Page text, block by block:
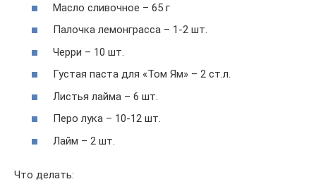
Масло сливочное – 65 г
Палочка лемонграсса – 1-2 шт.
Черри – 10 шт.
Густая паста для «Том Ям» – 2 ст.л.
Листья лайма – 6 шт.
Перо лука – 10-12 шт.
Лайм – 2 шт.
Что делать: